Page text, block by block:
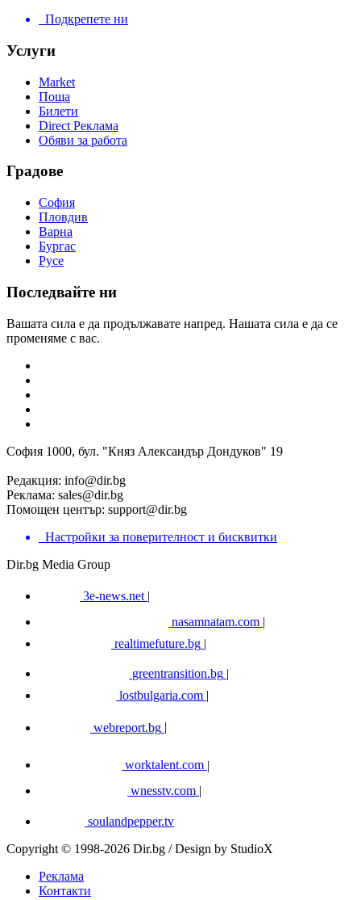
Подкрепете ни
Услуги
Market
Поща
Билети
Direct Реклама
Обяви за работа
Градове
София
Пловдив
Варна
Бургас
Русе
Последвайте ни
Вашата сила е да продължавате напред. Нашата сила е да се
променяме с вас.
София 1000, бул. "Княз Александър Дондуков" 19
Редакция: info@dir.bg
Реклама: sales@dir.bg
Помощен център: support@dir.bg
Настройки за поверителност и бисквитки
Dir.bg Media Group
3e-news.net |
nasamnatam.com |
realtimefuture.bg |
greentransition.bg |
lostbulgaria.com |
webreport.bg
worktalent.com |
wnesstv.com |
soulandpepper.tv
Copyright © 1998-2026 Dir.bg / Design by StudioX
Реклама
Контакти